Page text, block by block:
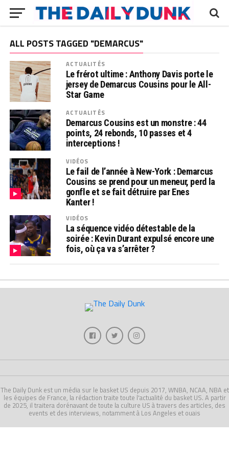
ALL POSTS TAGGED "DEMARCUS"
ACTUALITÉS
Le frérot ultime : Anthony Davis porte le
jersey de Demarcus Cousins pour le All-
Star Game
ACTUALITÉS
Demarcus Cousins est un monstre : 44
points, 24 rebonds, 10 passes et 4
interceptions !
VIDÉOS
Le fail de l’année à New-York : Demarcus
Cousins se prend pour un meneur, perd la
gonfle et se fait détruire par Enes
Kanter !
VIDÉOS
La séquence vidéo détestable de la
soirée : Kevin Durant expulsé encore une
fois, où ça va s’arrêter ?
The Daily Dunk est un média sur le basket US depuis 2017, WNBA, NCAA, NBA et
les équipes de France, la rédaction traite toute l'actualité du basket US. A partir
de 2025, il traitera dorénavant de toute la culture US à travers des articles, des
events et des interviews, notamment à Los Angeles et ouais